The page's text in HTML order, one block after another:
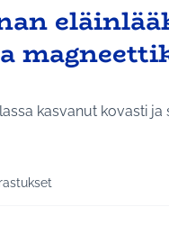
kasvanut kovasti
Tuusula
mukaan: Liikunta ja